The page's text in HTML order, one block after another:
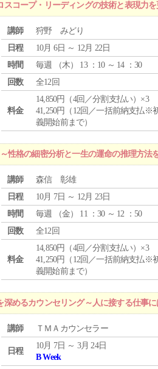
コープ・リーディングの技術と表現力
講師
狩野 みどり
日程
10月 6日 ～ 12月 22日
時間
毎週 （木） 13 ：10 ～ 14 ：30
回数
全12回
料金
14,850円（4回／分割支払い）×3
41,250円（12回／一括前納支払※
義開始前まで）
性格の細密分析と一生の運命の推理方法
講師
森信 彰雄
日程
10月 7日 ～ 12月 23日
時間
毎週 （金） 11 ：30 ～ 12 ：50
回数
全12回
料金
14,850円（4回／分割支払い）×3
41,250円（12回／一括前納支払※
義開始前まで）
深めるカウンセリング～人に接する仕事
講師 ＴＭＡカウンセラー
日程
10月 7日 ～ 3月 24日
B Week